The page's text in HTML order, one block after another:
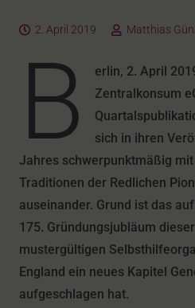
2. April 2019 Matthias
B
erlin, 2. April
Zentralkonsum
sich in ihren
Jahres schwerpunktmäßig
Traditionen der Redlichen
auseinander. Grund ist das
175. Gründungsjubläum
mustergültigen
England ein neues Kapitel
aufgeschlagen hat.